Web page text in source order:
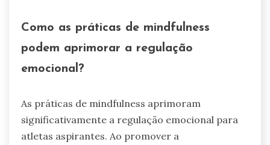
Como as práticas de mindfulness
podem aprimorar a regulação
emocional?
As práticas de mindfulness aprimoram
significativamente a regulação emocional para
atletas aspirantes. Ao promover a